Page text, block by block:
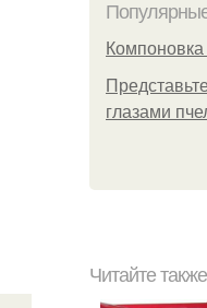
глазами
Читайте также